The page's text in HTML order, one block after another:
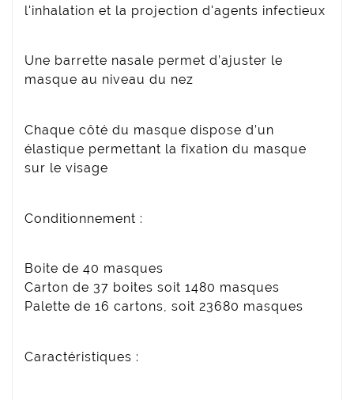
l'inhalation et la projection d'agents infectieux
Une barrette nasale permet d’ajuster le
masque au niveau du nez
Chaque côté du masque dispose d’un
élastique permettant la fixation du masque
sur le visage
Conditionnement :
Boite de 40 masques
Carton de 37 boites soit 1480 masques
Palette de 16 cartons, soit 23680 masques
Caractéristiques :